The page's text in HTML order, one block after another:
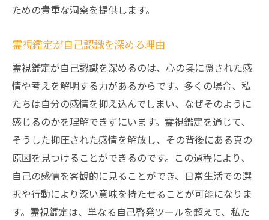
ための貴重な洞察を提供します。
霊視鑑定が自己認識を深める理由
霊視鑑定が自己認識を深めるのは、心の奥に隠された感
情や考えを解明する力があるからです。多くの場合、私
たちは自分の感情を抑え込んでしまい、なぜそのように
感じるのかを理解できずにいます。霊視鑑定を通じて、
そうした抑圧された感情を解放し、その背後にある真の
原因を見つけることができるのです。この過程により、
自己の感情を客観的に見ることができ、日常生活での選
択や行動により深い意味を持たせることが可能になりま
す。霊視鑑定は、単なる自己啓発ツールを超えて、私た